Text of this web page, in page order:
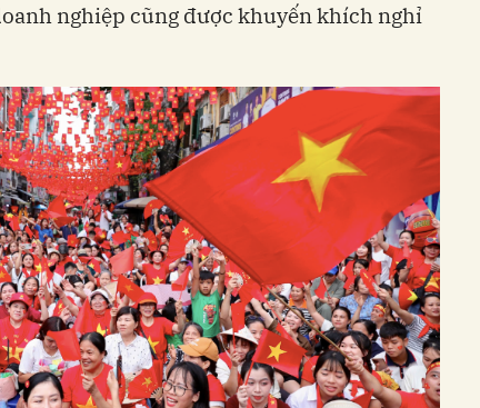
nghiệp cũng được khuyến khích nghỉ